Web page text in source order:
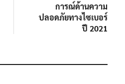
การณ์ด้านความ
ปลอดภัยทางไซเบอร์
ปี 2021